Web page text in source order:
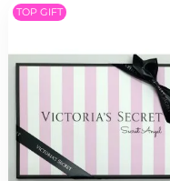
TOP GIFT